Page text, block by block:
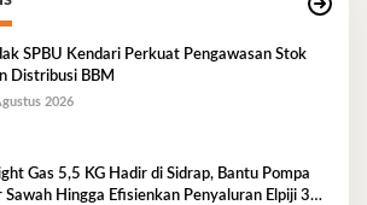
SPBU Kendari Perkuat Pengawasan Stok
Distribusi BBM
2026
Gas 5,5 KG Hadir di Sidrap, Bantu Pompa
Sawah Hingga Efisienkan Penyaluran Elpiji 3